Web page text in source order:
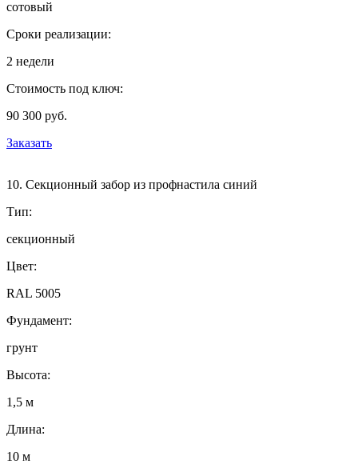
сотовый
Сроки реализации:
2 недели
Стоимость под ключ:
90 300 руб.
Заказать
10. Секционный забор из профнастила синий
Тип:
секционный
Цвет:
RAL 5005
Фундамент:
грунт
Высота:
1,5 м
Длина:
10 м